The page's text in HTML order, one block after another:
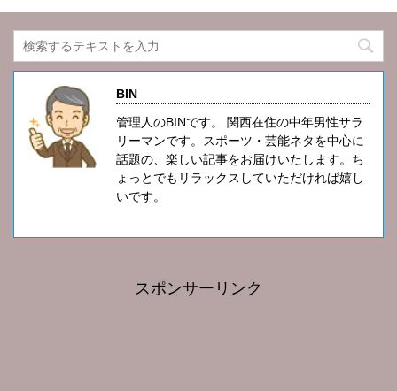
BIN
管理人のBINです。 関西在住の中年男性サラ
リーマンです。スポーツ・芸能ネタを中心に
話題の、楽しい記事をお届けいたします。ち
ょっとでもリラックスしていただければ嬉し
いです。
スポンサーリンク